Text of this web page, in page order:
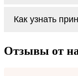
В любом
картриджи
моделей
то причине
Как узнать
Epson 266
электронную
Отзывы от